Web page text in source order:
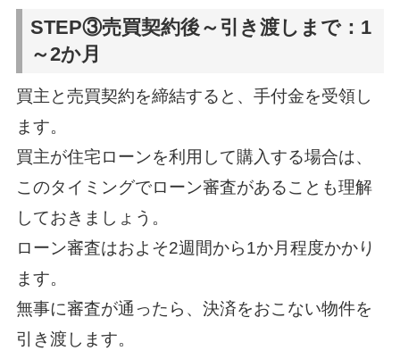
STEP③売買契約後～引き渡しまで：1
～2か月
買主と売買契約を締結すると、手付金を受領し
ます。
買主が住宅ローンを利用して購入する場合は、
このタイミングでローン審査があることも理解
しておきましょう。
ローン審査はおよそ2週間から1か月程度かかり
ます。
無事に審査が通ったら、決済をおこない物件を
引き渡します。